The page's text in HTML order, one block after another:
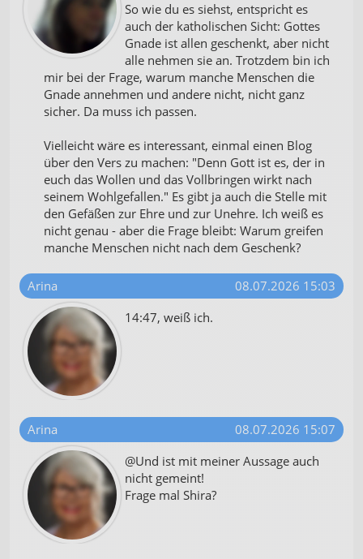
So wie du es siehst, entspricht es
auch der katholischen Sicht: Gottes
Gnade ist allen geschenkt, aber nicht
alle nehmen sie an. Trotzdem bin ich
mir bei der Frage, warum manche Menschen die
Gnade annehmen und andere nicht, nicht ganz
sicher. Da muss ich passen.
Vielleicht wäre es interessant, einmal einen Blog
über den Vers zu machen: "Denn Gott ist es, der in
euch das Wollen und das Vollbringen wirkt nach
seinem Wohlgefallen." Es gibt ja auch die Stelle mit
den Gefäßen zur Ehre und zur Unehre. Ich weiß es
nicht genau - aber die Frage bleibt: Warum greifen
manche Menschen nicht nach dem Geschenk?
Arina
08.07.2026 15:03
14:47, weiß ich.
Arina
08.07.2026 15:07
@Und ist mit meiner Aussage auch
nicht gemeint!
Frage mal Shira?